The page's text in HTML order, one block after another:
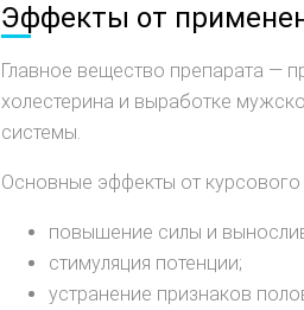
Эффекты от
Главное вещество препарата —
холестерина и выработке
системы.
Основные эффекты от курсового
повышение силы и
стимуляция потенции;
устранение признаков